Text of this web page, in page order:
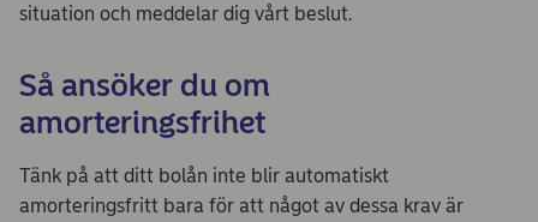
situation och meddelar dig vårt beslut.
Så ansöker du om
amorteringsfrihet
Tänk på att ditt bolån inte blir automatiskt
amorteringsfritt bara för att något av dessa krav är